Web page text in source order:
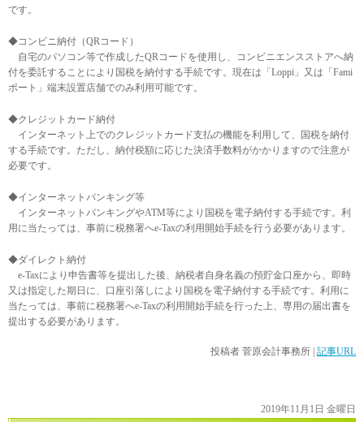
です。
◆コンビニ納付（QRコード）
自宅のパソコン等で作成したQRコードを使用し、コンビニエンスストアへ納
付を委託することにより国税を納付する手続です。現在は「Loppi」又は「Fami
ポート」端末設置店舗でのみ利用可能です。
◆クレジットカード納付
インターネット上でのクレジットカード支払の機能を利用して、国税を納付
する手続です。ただし、納付税額に応じた決済手数料がかかりますので注意が
必要です。
◆インターネットバンキング等
インターネットバンキングやATM等により国税を電子納付する手続です。利
用に当たっては、事前に税務署へe-Taxの利用開始手続を行う必要があります。
◆ダイレクト納付
e-Taxにより申告書等を提出した後、納税者自身名義の預貯金口座から、即時
又は指定した期日に、口座引落しにより国税を電子納付する手続です。利用に
当たっては、事前に税務署へe-Taxの利用開始手続を行った上、専用の届出書を
提出する必要があります。
投稿者 菅原会計事務所 記事URL
2019年11月1日 金曜日